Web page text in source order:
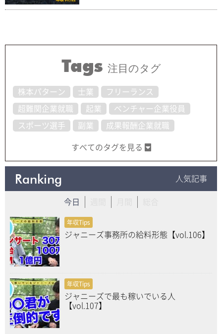
Tags 注目のタグ
株本パターン 士業 フリーランス
超難関企業就職 起業 ベンチャー企業役員
スポーツ選手 副業 成果報酬企業就職
すべてのタグを見る
Ranking 人気記事
今日
年収Tips
ジャニーズ事務所の給料形態【vol.106】
年収Tips
ジャニーズで最も稼いでいる人
【vol.107】